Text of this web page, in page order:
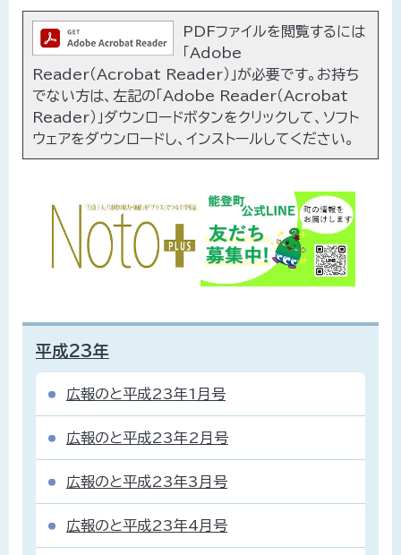
PDFファイルを閲覧するには
「Adobe
Reader（Acrobat Reader）」が必要です。お持ち
でない方は、左記の「Adobe Reader（Acrobat
Reader）」ダウンロードボタンをクリックして、ソフト
ウェアをダウンロードし、インストールしてください。
平成23年
広報のと平成23年1月号
広報のと平成23年2月号
広報のと平成23年3月号
広報のと平成23年4月号